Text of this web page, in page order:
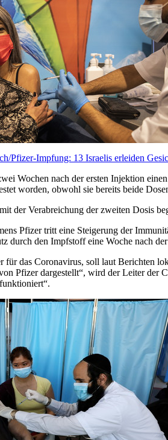
Pfizer-Impfung: 13 Israelis erleiden
Wochen nach der ersten Injektion
worden, obwohl sie bereits beide
der Verabreichung der zweiten Dosis
Pfizer tritt eine Steigerung der
durch den Impfstoff eine Woche nach
für das Coronavirus, soll laut Berichten
Pfizer dargestellt“, wird der Leiter der